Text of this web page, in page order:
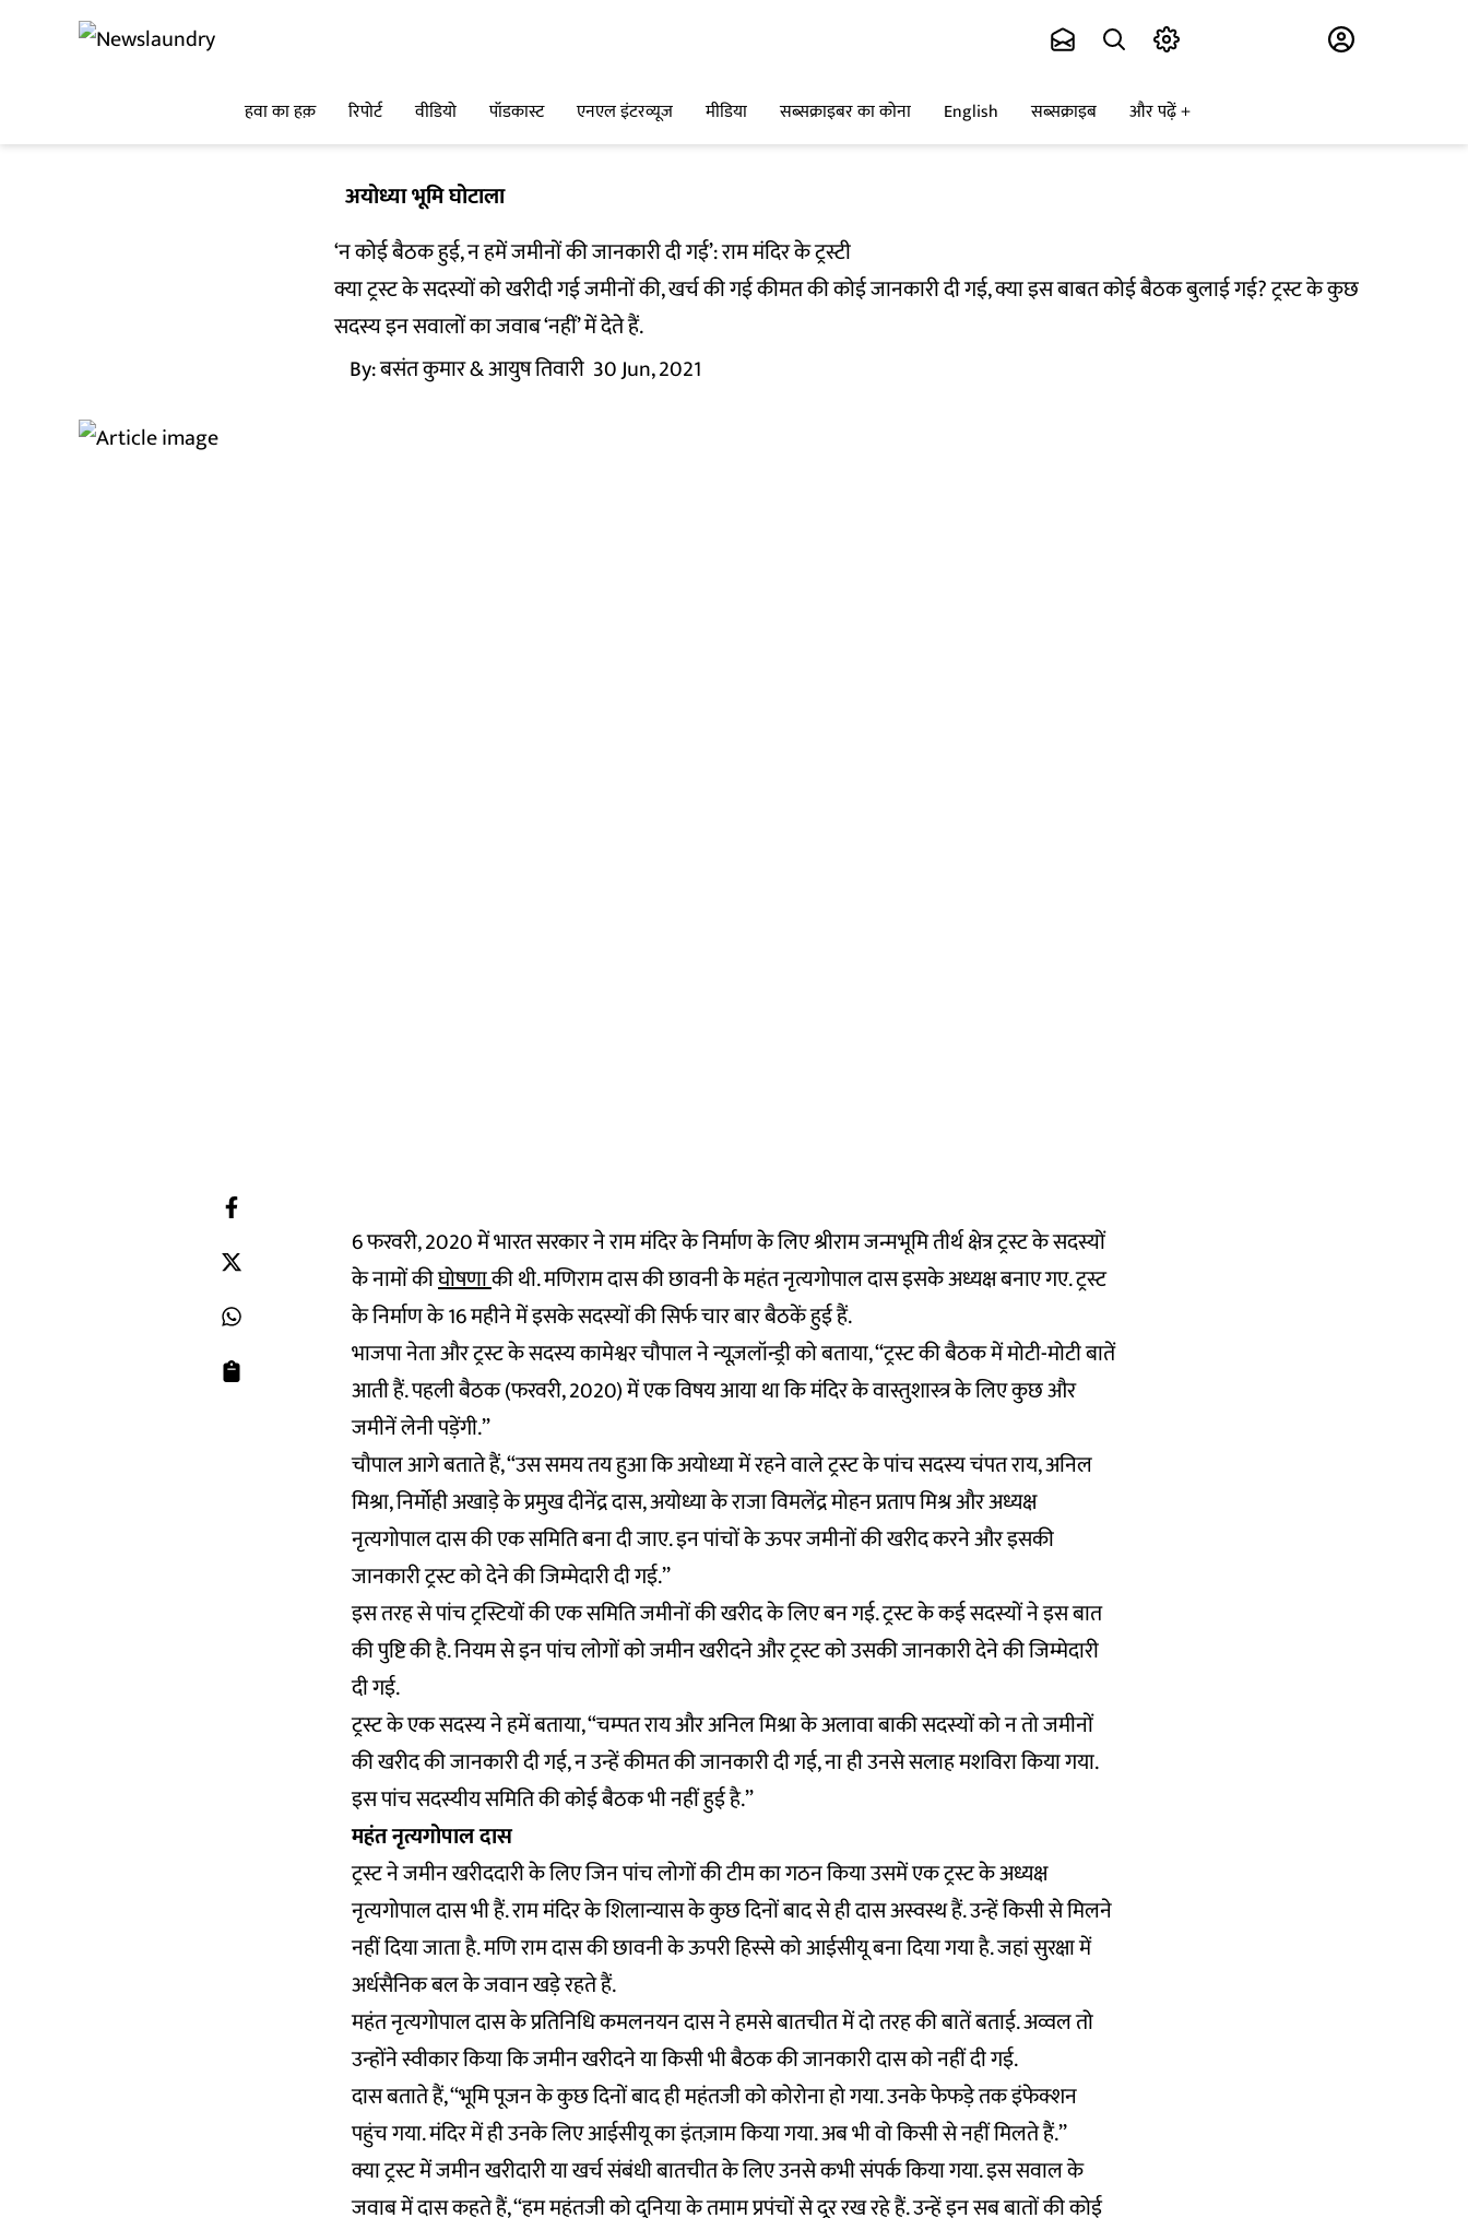
हवा का हक़ रिपोर्ट वीडियो पॉडकास्ट एनएल इंटरव्यूज मीडिया सब्सक्राइबर का कोना English सब्सक्राइब और पढ़ें
अयोध्या भूमि घोटाला
‘न कोई बैठक हुई, न हमें जमीनों की जानकारी दी गई’: राम मंदिर के ट्रस्टी
क्या ट्रस्ट के सदस्यों को खरीदी गई जमीनों की, खर्च की गई कीमत की कोई जानकारी दी गई, क्या इस बाबत कोई बैठक बुलाई गई? ट्रस्ट के कुछ
सदस्य इन सवालों का जवाब ‘नहीं’ में देते हैं.
By:बसंत कुमार& आयुष तिवारी 30 Jun, 2021
6 फरवरी, 2020 में भारत सरकार ने राम मंदिर के निर्माण के लिए श्रीराम जन्मभूमि तीर्थ क्षेत्र ट्रस्ट के सदस्यों
के नामों कीघोषणाकी थी. मणिराम दास की छावनी के महंत नृत्यगोपाल दास इसके अध्यक्ष बनाए गए. ट्रस्ट
के निर्माण के 16 महीने में इसके सदस्यों की सिर्फ चार बार बैठकें हुई हैं.
भाजपा नेता और ट्रस्ट के सदस्य कामेश्वर चौपाल ने न्यूज़लॉन्ड्री को बताया, ‘‘ट्रस्ट की बैठक में मोटी-मोटी बातें
आती हैं. पहली बैठक (फरवरी, 2020) में एक विषय आया था कि मंदिर के वास्तुशास्त्र के लिए कुछ और
जमीनें लेनी पड़ेंगी.”
चौपाल आगे बताते हैं, “उस समय तय हुआ कि अयोध्या में रहने वाले ट्रस्ट के पांच सदस्य चंपत राय, अनिल
मिश्रा, निर्मोही अखाड़े के प्रमुख दीनेंद्र दास, अयोध्या के राजा विमलेंद्र मोहन प्रताप मिश्र और अध्यक्ष
नृत्यगोपाल दास की एक समिति बना दी जाए. इन पांचों के ऊपर जमीनों की खरीद करने और इसकी
जानकारी ट्रस्ट को देने की जिम्मेदारी दी गई.’’
इस तरह से पांच ट्रस्टियों की एक समिति जमीनों की खरीद के लिए बन गई. ट्रस्ट के कई सदस्यों ने इस बात
की पुष्टि की है. नियम से इन पांच लोगों को जमीन खरीदने और ट्रस्ट को उसकी जानकारी देने की जिम्मेदारी
दी गई.
ट्रस्ट के एक सदस्य ने हमें बताया, “चम्पत राय और अनिल मिश्रा के अलावा बाकी सदस्यों को न तो जमीनों
की खरीद की जानकारी दी गई, न उन्हें कीमत की जानकारी दी गई, ना ही उनसे सलाह मशविरा किया गया.
इस पांच सदस्यीय समिति की कोई बैठक भी नहीं हुई है.”
महंत नृत्यगोपाल दास
ट्रस्ट ने जमीन खरीददारी के लिए जिन पांच लोगों की टीम का गठन किया उसमें एक ट्रस्ट के अध्यक्ष
नृत्यगोपाल दास भी हैं. राम मंदिर के शिलान्यास के कुछ दिनों बाद से ही दास अस्वस्थ हैं. उन्हें किसी से मिलने
नहीं दिया जाता है. मणि राम दास की छावनी के ऊपरी हिस्से को आईसीयू बना दिया गया है. जहां सुरक्षा में
अर्धसैनिक बल के जवान खड़े रहते हैं.
महंत नृत्यगोपाल दास के प्रतिनिधि कमलनयन दास ने हमसे बातचीत में दो तरह की बातें बताई. अव्वल तो
उन्होंने स्वीकार किया कि जमीन खरीदने या किसी भी बैठक की जानकारी दास को नहीं दी गई.
दास बताते हैं, ‘‘भूमि पूजन के कुछ दिनों बाद ही महंतजी को कोरोना हो गया. उनके फेफड़े तक इंफेक्शन
पहुंच गया. मंदिर में ही उनके लिए आईसीयू का इंतज़ाम किया गया. अब भी वो किसी से नहीं मिलते हैं.’’
क्या ट्रस्ट में जमीन खरीदारी या खर्च संबंधी बातचीत के लिए उनसे कभी संपर्क किया गया. इस सवाल के
जवाब में दास कहते हैं, ‘‘हम महंतजी को दुनिया के तमाम प्रपंचों से दूर रख रहे हैं. उन्हें इन सब बातों की कोई